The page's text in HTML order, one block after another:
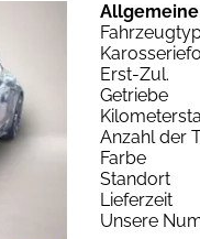
Allgemeine
Erst-Zul.
Getriebe
Anzahl der
Farbe
Standort
Lieferzeit
Unsere